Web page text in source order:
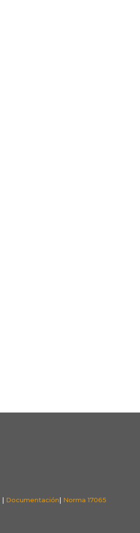
| Documentación| Norma 17065